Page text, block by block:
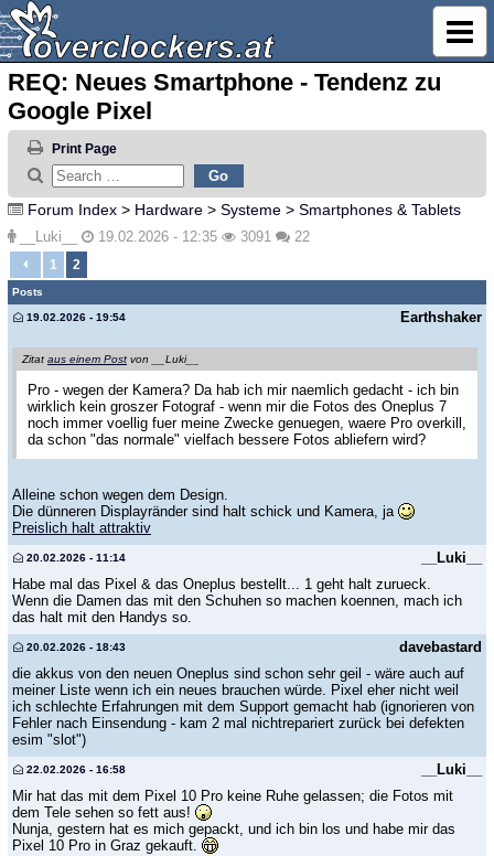
REQ: Neues Smartphone - Tendenz zu
Google Pixel
Print Page
Forum Index > Hardware > Systeme > Smartphones & Tablets
__Luki__ 19.02.2026 - 12:35 3091 22
1 2
Posts
Earthshaker
19.02.2026 - 19:54
Zitat aus einem Post von __Luki__
Pro - wegen der Kamera? Da hab ich mir naemlich gedacht - ich bin
wirklich kein groszer Fotograf - wenn mir die Fotos des Oneplus 7
noch immer voellig fuer meine Zwecke genuegen, waere Pro overkill,
da schon "das normale" vielfach bessere Fotos abliefern wird?
Alleine schon wegen dem Design.
Die dünneren Displayränder sind halt schick und Kamera, ja
Preislich halt attraktiv
__Luki__
20.02.2026 - 11:14
Habe mal das Pixel & das Oneplus bestellt... 1 geht halt zurueck.
Wenn die Damen das mit den Schuhen so machen koennen, mach ich
das halt mit den Handys so.
davebastard
20.02.2026 - 18:43
die akkus von den neuen Oneplus sind schon sehr geil - wäre auch auf
meiner Liste wenn ich ein neues brauchen würde. Pixel eher nicht weil
ich schlechte Erfahrungen mit dem Support gemacht hab (ignorieren von
Fehler nach Einsendung - kam 2 mal nichtrepariert zurück bei defekten
esim "slot")
__Luki__
22.02.2026 - 16:58
Mir hat das mit dem Pixel 10 Pro keine Ruhe gelassen; die Fotos mit
dem Tele sehen so fett aus!
Nunja, gestern hat es mich gepackt, und ich bin los und habe mir das
Pixel 10 Pro in Graz gekauft.